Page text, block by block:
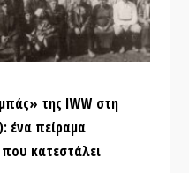
της IWW στη
ένα πείραμα
κατεστάλει